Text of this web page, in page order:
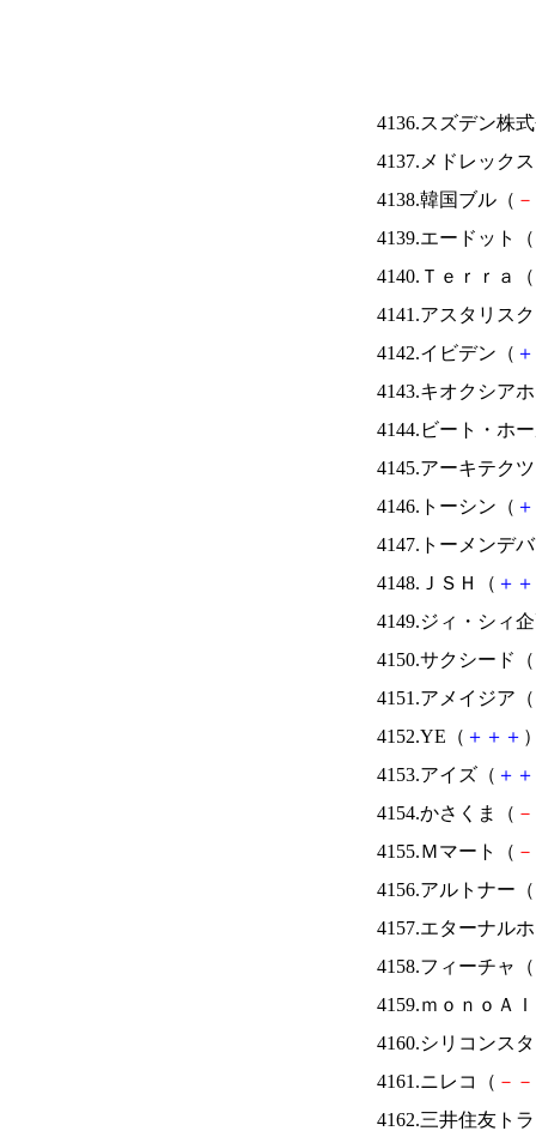
4136.スズデン株
4137.メドレック
4138.韓国ブル（ －
4139.エードット（
4140.Ｔｅｒｒａ（
4141.アスタリス
4142.イビデン（ ＋
4143.キオクシア
4144.ビート・ホ
4145.アーキテク
4146.トーシン（ ＋
4147.トーメンデ
4148.ＪＳＨ（ ＋ ＋
4149.ジィ・シィ
4150.サクシード（
4151.アメイジア（
4152.YE（ ＋ ＋ ＋
4153.アイズ（ ＋ ＋
4154.かさくま（ －
4155.Ｍマート（ －
4156.アルトナー（
4157.エターナル
4158.フィーチャ（
4159.ｍｏｎｏＡ
4160.シリコンス
4161.ニレコ（ － －
4162.三井住友ト